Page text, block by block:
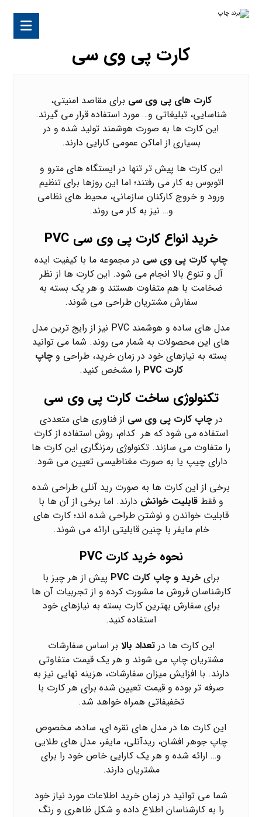
کارت پی وی سی
کارت های پی وی سی برای مقاصد امنیتی،
شناسایی، تبلیغاتی و… مورد استفاده قرار می گیرند.
این کارت ها به صورت هوشمند تولید شده و در
بسیاری از اماکن عمومی کارایی دارند.
این کارت ها پیش تر تنها در ایستگاه های مترو و
اتوبوس به کار می رفتند؛ اما این روزها برای تنظیم
ورود و خروج کارکنان سازمانی، محیط های نظامی
و… نیز به کار می روند.
خرید انواع کارت پی وی سی PVC
چاپ کارت پی وی سی در مجموعه ما با کیفیت ایده
آل و تنوع بالا انجام می شود. این کارت ها از نظر
ضخامت با هم متفاوت هستند و هر یک بسته به
سفارش مشتریان طراحی می شوند.
مدل های ساده و هوشمند PVC نیز از رایج ترین مدل
های این محصولات به شمار می روند. شما می توانید
بسته به نیازهای خود در زمان خرید، طراحی و چاپ
کارت PVC
را مشخص کنید.
تکنولوژی ساخت کارت پی وی سی
درچاپ کارت پی وی سی از فناوری های متعددی
استفاده می شود که هر کدام، روش استفاده از کارت
را متفاوت می سازند. تکنولوژی رمزنگاری این کارت ها
دارای چیپ یا به صورت مغناطیسی تعیین می شود.
برخی از این کارت ها به صورت رید آنلی طراحی شده
و فقط قابلیت خوانش دارند. اما برخی از آن ها با
قابلیت خواندن و نوشتن طراحی شده اند؛ کارت های
خام مایفر با چنین قابلیتی ارائه می شوند.
نحوه خرید کارت PVC
برای خرید و چاپ کارت PVC
پیش از هر چیز با
کارشناسان فروش ما مشورت کرده و از تجربیات آن ها
برای سفارش بهترین کارت بسته به نیازهای خود
استفاده کنید.
این کارت ها درتعداد بالا بر اساس سفارشات
مشتریان چاپ می شوند و هر یک قیمت متفاوتی
دارند. با افزایش میزان سفارشات، هزینه نهایی نیز به
صرفه تر بوده و قیمت تعیین شده برای هر کارت با
تخفیفاتی همراه خواهد شد.
این کارت ها در مدل های نقره ای، ساده، مخصوص
چاپ جوهر افشان، ریدآنلی، مایفر، مدل های طلایی
و… ارائه شده و هر یک کارایی خاص خود را برای
مشتریان دارند.
شما می توانید در زمان خرید اطلاعات مورد نیاز خود
را به کارشناسان اطلاع داده و شکل ظاهری و رنگ